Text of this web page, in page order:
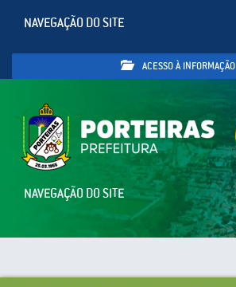
NAVEGAÇÃO DO SITE
ACESSO À INFORMAÇÃO
NAVEGAÇÃO DO SITE